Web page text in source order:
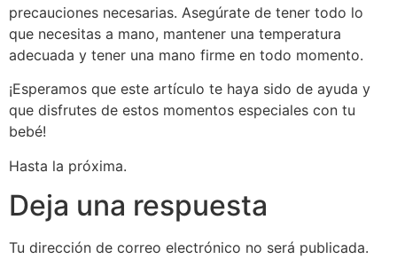
precauciones necesarias. Asegúrate de tener todo lo
que necesitas a mano, mantener una temperatura
adecuada y tener una mano firme en todo momento.
¡Esperamos que este artículo te haya sido de ayuda y
que disfrutes de estos momentos especiales con tu
bebé!
Hasta la próxima.
Deja una respuesta
Tu dirección de correo electrónico no será publicada.